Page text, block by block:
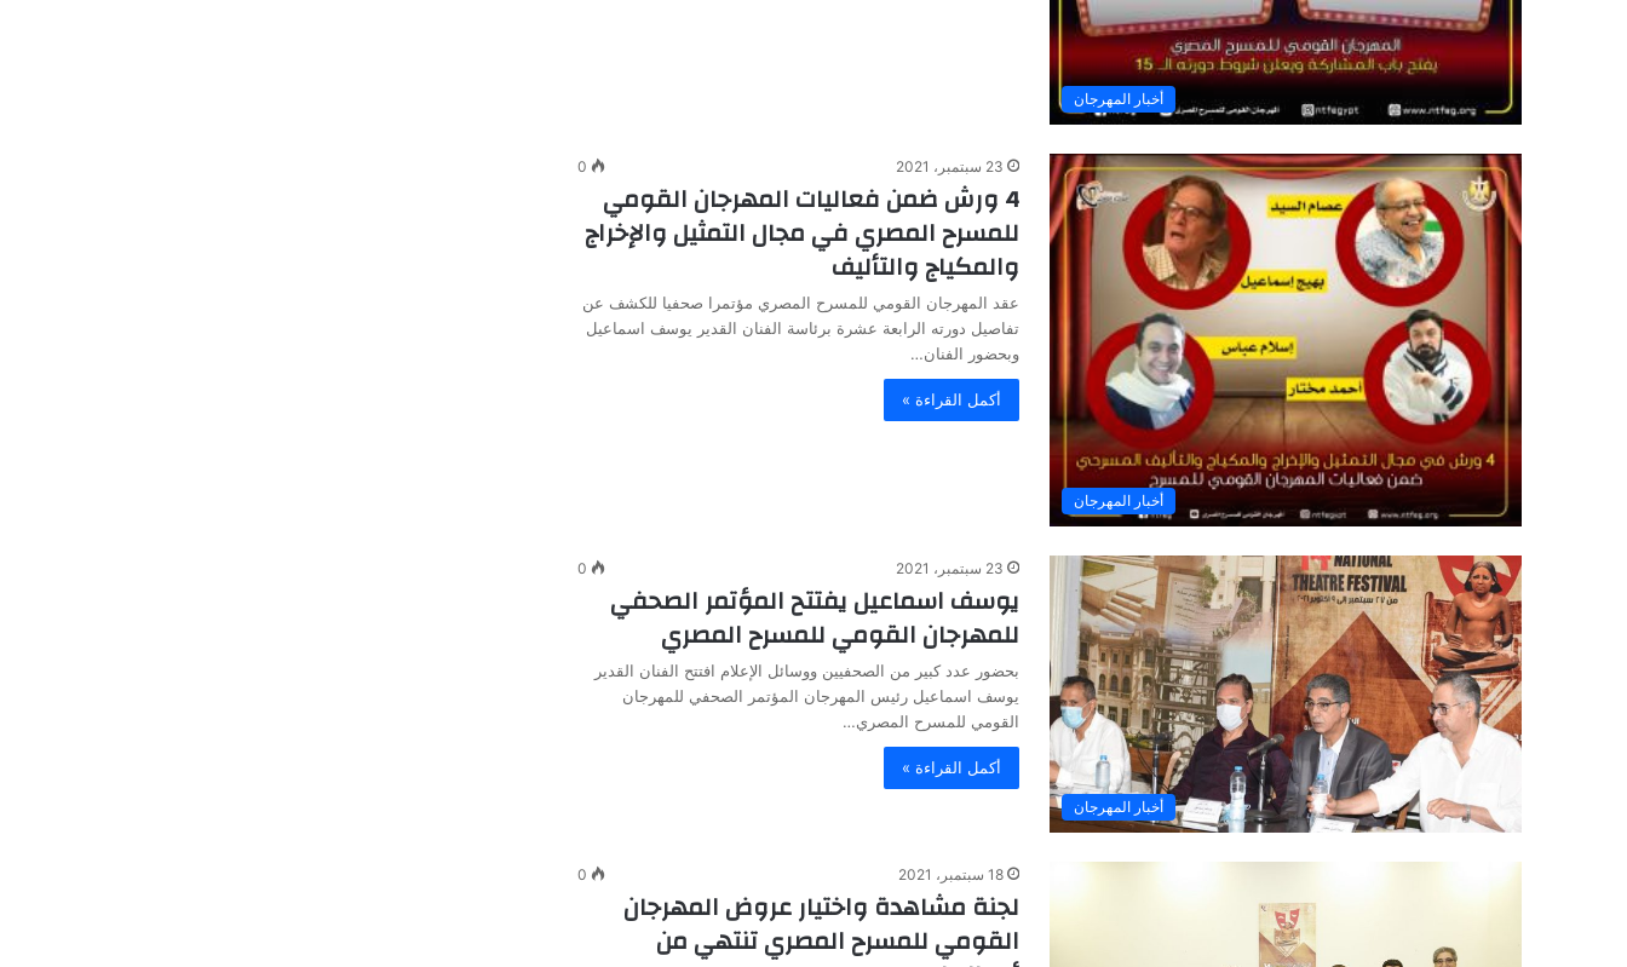
أخبار المهرجان
أخبار المهرجان
23 سبتمبر، 2021 0
4 ورش ضمن فعاليات المهرجان القومي
للمسرح المصري في مجال التمثيل والإخراج
والمكياج والتأليف
عقد المهرجان القومي للمسرح المصري مؤتمرا صحفيا للكشف عن
تفاصيل دورته الرابعة عشرة برئاسة الفنان القدير يوسف اسماعيل
وبحضور الفنان…
أكمل القراءة »
أخبار المهرجان
23 سبتمبر، 2021 0
يوسف اسماعيل يفتتح المؤتمر الصحفي
للمهرجان القومي للمسرح المصري
بحضور عدد كبير من الصحفيين ووسائل الإعلام افتتح الفنان القدير
يوسف اسماعيل رئيس المهرجان المؤتمر الصحفي للمهرجان
القومي للمسرح المصري…
أكمل القراءة »
18 سبتمبر، 2021 0
لجنة مشاهدة واختيار عروض المهرجان
القومي للمسرح المصري تنتهي من